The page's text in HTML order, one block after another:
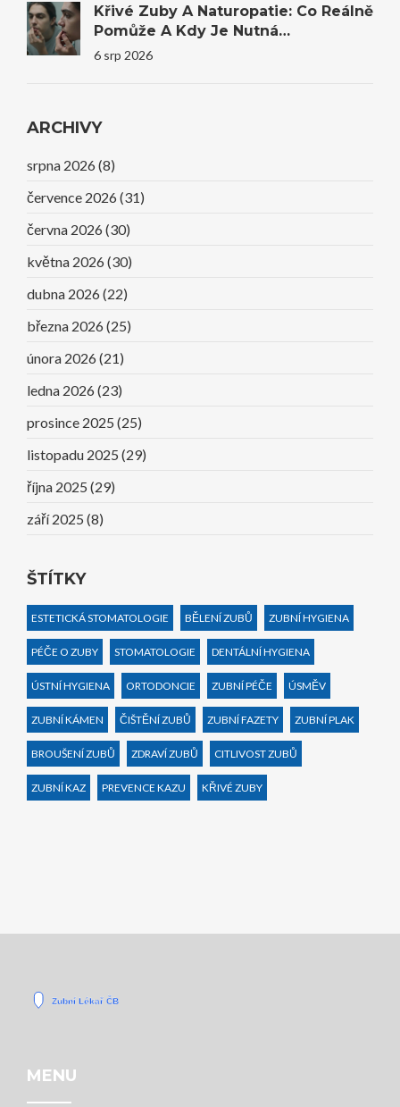
Křivé Zuby A Naturopatie: Co Reálně
Pomůže A Kdy Je Nutná
Stomatologie
6 srp 2026
ARCHIVY
srpna 2026 (8)
července 2026 (31)
června 2026 (30)
května 2026 (30)
dubna 2026 (22)
března 2026 (25)
února 2026 (21)
ledna 2026 (23)
prosince 2025 (25)
listopadu 2025 (29)
října 2025 (29)
září 2025 (8)
ŠTÍTKY
ESTETICKÁ STOMATOLOGIE BĚLENÍ ZUBŮ ZUBNÍ HYGIENA
PÉČE O ZUBY STOMATOLOGIE DENTÁLNÍ HYGIENA
ÚSTNÍ HYGIENA ORTODONCIE ZUBNÍ PÉČE ÚSMĚV
ZUBNÍ KÁMEN ČIŠTĚNÍ ZUBŮ ZUBNÍ FAZETY ZUBNÍ PLAK
BROUŠENÍ ZUBŮ ZDRAVÍ ZUBŮ CITLIVOST ZUBŮ
ZUBNÍ KAZ PREVENCE KAZU KŘIVÉ ZUBY
MENU